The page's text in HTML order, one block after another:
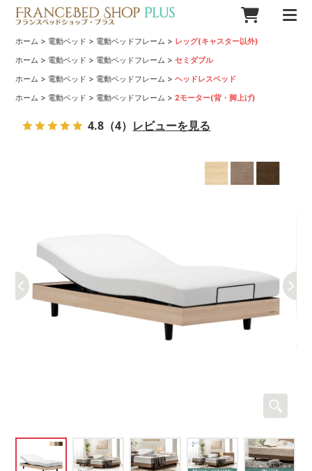
ホーム > 電動ベッド > 電動ベッドフレーム > レッグ(キャスター以外)
ホーム > 電動ベッド > 電動ベッドフレーム >セミダブル
ホーム > 電動ベッド > 電動ベッドフレーム >ヘッドレスベッド
ホーム > 電動ベッド > 電動ベッドフレーム >2モーター(背・脚上げ)
4.8 （4） レビューを見る